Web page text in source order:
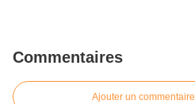
Commentaires
Ajouter un commentaire